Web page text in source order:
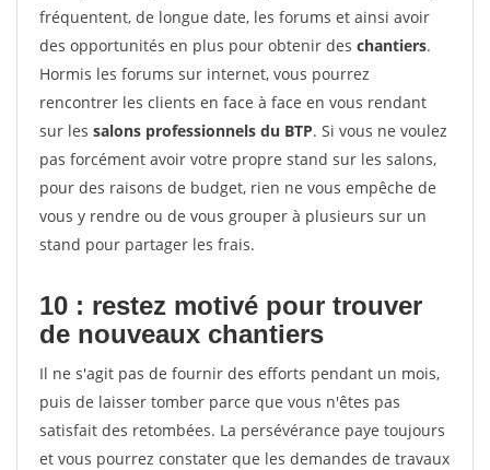
fréquentent, de longue date, les forums et ainsi avoir
des opportunités en plus pour obtenir des chantiers.
Hormis les forums sur internet, vous pourrez
rencontrer les clients en face à face en vous rendant
sur les salons professionnels du BTP. Si vous ne voulez
pas forcément avoir votre propre stand sur les salons,
pour des raisons de budget, rien ne vous empêche de
vous y rendre ou de vous grouper à plusieurs sur un
stand pour partager les frais.
10 : restez motivé pour trouver
de nouveaux chantiers
Il ne s'agit pas de fournir des efforts pendant un mois,
puis de laisser tomber parce que vous n'êtes pas
satisfait des retombées. La persévérance paye toujours
et vous pourrez constater que les demandes de travaux